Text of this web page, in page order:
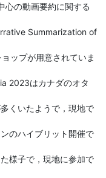
の動画要約に関する
Summarization of
ップが用意されていま
2023はカナダのオタ
くいたようで，現地で
のハイブリット開催で
様子で，現地に参加で